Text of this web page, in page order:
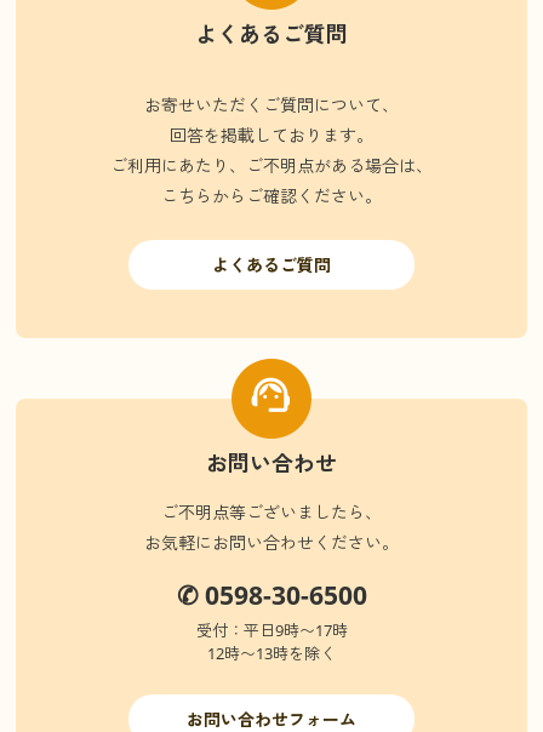
よくあるご質問
お寄せいただくご質問について、
回答を掲載しております。
ご利用にあたり、ご不明点がある場合は、
こちらからご確認ください。
よくあるご質問
お問い合わせ
ご不明点等ございましたら、
お気軽にお問い合わせください。
✆ 0598-30-6500
受付：平日9時〜17時
12時〜13時を除く
お問い合わせフォーム